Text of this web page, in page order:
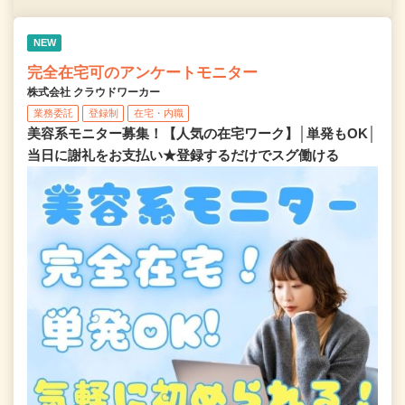
NEW
完全在宅可のアンケートモニター
株式会社 クラウドワーカー
業務委託 登録制 在宅・内職
美容系モニター募集！【人気の在宅ワーク】│単発もOK│
当日に謝礼をお支払い★登録するだけでスグ働ける